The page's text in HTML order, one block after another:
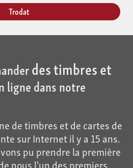
Trodat
des timbres et
ligne dans notre
de timbres et de cartes de
sur Internet il y a 15 ans.
pu prendre la première
nous l'un des premiers